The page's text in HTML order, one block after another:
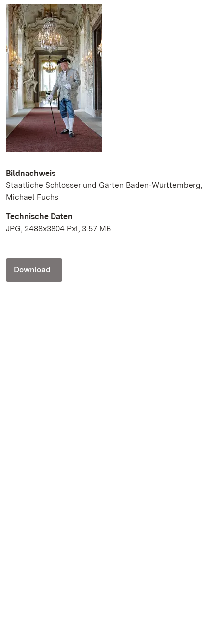
Bildnachweis
Staatliche Schlösser und Gärten Baden-Württemberg,
Michael Fuchs
Technische Daten
JPG, 2488x3804 Pxl, 3.57 MB
Download